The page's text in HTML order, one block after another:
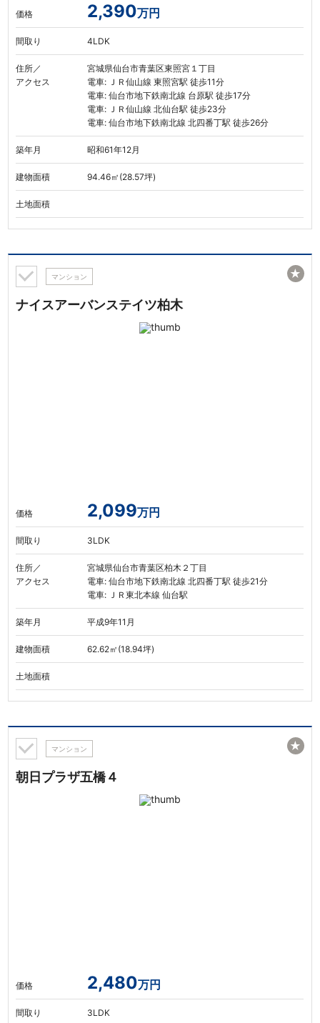
価格 2,390万円
間取り 4LDK
住所／
アクセス
宮城県仙台市青葉区東照宮１丁目
電車: ＪＲ仙山線 東照宮駅 徒歩11分
電車: 仙台市地下鉄南北線 台原駅 徒歩17分
電車: ＪＲ仙山線 北仙台駅 徒歩23分
電車: 仙台市地下鉄南北線 北四番丁駅 徒歩26分
築年月 昭和61年12月
建物面積 94.46㎡(28.57坪)
土地面積
マンション
ナイスアーバンステイツ柏木
価格 2,099万円
間取り 3LDK
住所／
アクセス
宮城県仙台市青葉区柏木２丁目
電車: 仙台市地下鉄南北線 北四番丁駅 徒歩21分
電車: ＪＲ東北本線 仙台駅
築年月 平成9年11月
建物面積 62.62㎡(18.94坪)
土地面積
★
マンション
朝日プラザ五橋４
価格 2,480万円
間取り 3LDK
★